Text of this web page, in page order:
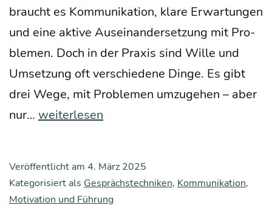
braucht es Kom­mu­ni­ka­ti­on, kla­re Erwar­tun­gen
und eine akti­ve Aus­ein­an­der­set­zung mit Pro­
ble­men. Doch in der Pra­xis sind Wil­le und
Umset­zung oft ver­schie­de­ne Din­ge. Es gibt
drei Wege, mit Pro­ble­men umzu­ge­hen – aber
nur… Füh­
tet,
die
weiterlesen
Veröffentlicht am 4. März 2025
Kategorisiert als Gesprächstechniken, Kommunikation,
Motivation und Führung